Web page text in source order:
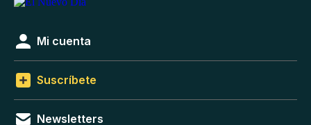
Mi cuenta
Suscríbete
Newsletters